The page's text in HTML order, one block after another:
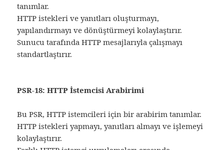
tanımlar.
HTTP istekleri ve yanıtları oluşturmayı,
yapılandırmayı ve dönüştürmeyi kolaylaştırır.
Sunucu tarafında HTTP mesajlarıyla çalışmayı
standartlaştırır.
PSR-18: HTTP İstemcisi Arabirimi
Bu PSR, HTTP istemcileri için bir arabirim tanımlar.
HTTP istekleri yapmayı, yanıtları almayı ve işlemeyi
kolaylaştırır.